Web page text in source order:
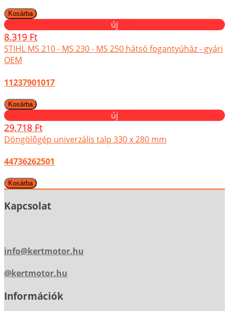
új
8.319 Ft
STIHL MS 210 - MS 230 - MS 250 hátsó fogantyúház - gyári
OEM
11237901017
új
29.718 Ft
Döngölőgép univerzális talp 330 x 280 mm
44736262501
Kapcsolat
info@kertmotor.hu
@kertmotor.hu
Információk